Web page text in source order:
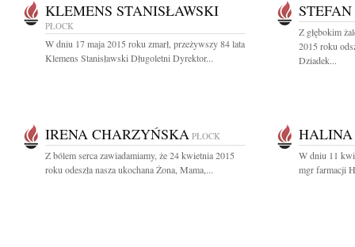
KLEMENS STANISŁAWSKI
PŁOCK
W dniu 17 maja 2015 roku zmarł, przeżywszy 84 lata
Klemens Stanisławski Długoletni Dyrektor...
Z głębokim
2015 roku
Dziadek...
IRENA CHARZYŃSKA PŁOCK
Z bólem serca zawiadamiamy, że 24 kwietnia 2015
roku odeszła nasza ukochana Żona, Mama,...
HALINA
W dniu 11
mgr farmacji